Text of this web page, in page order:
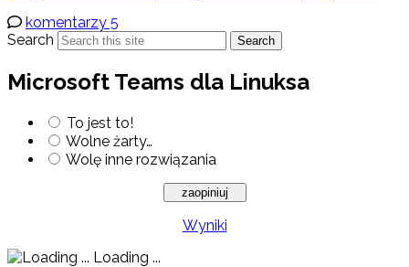
komentarzy 5
Search
Search
Microsoft Teams dla Linuksa
To jest to!
Wolne żarty…
Wolę inne rozwiązania
Wyniki
Loading ...